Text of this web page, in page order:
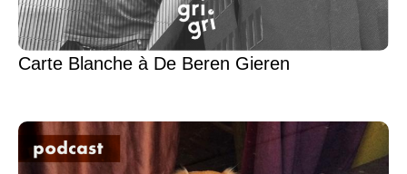
Carte Blanche à De Beren Gieren